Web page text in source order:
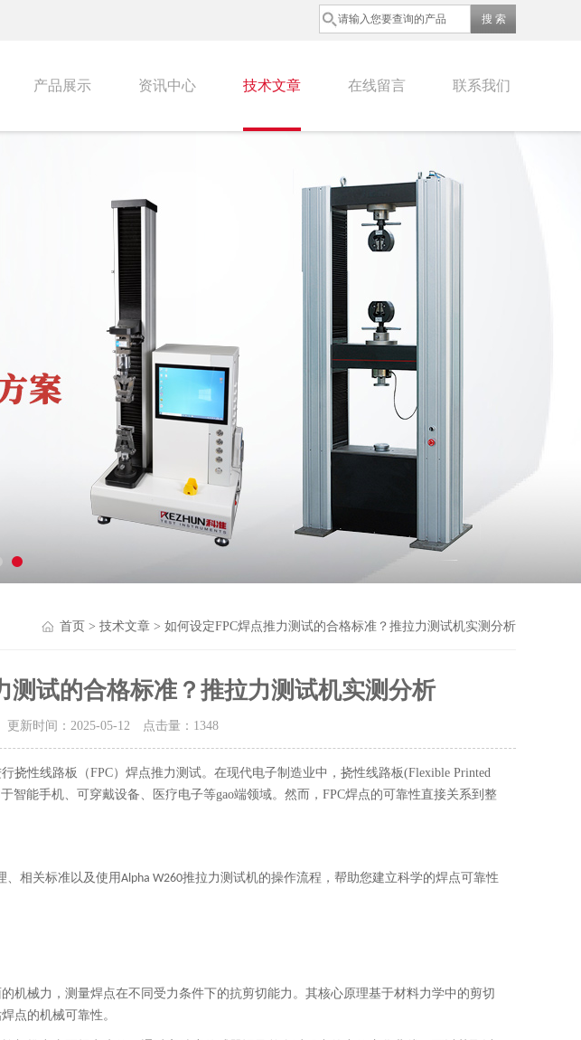
产品展示 资讯中心 技术文章 在线留言 联系我们
首页 > 技术文章 > 如何设定FPC焊点推力测试的合格标准？推拉力测试机实测分析
测试的合格标准？推拉力测试机实测分析
更新时间：2025-05-12 点击量： 1348
挠性线路板（FPC）焊点推力测试。在现代电子制造业中，挠性线路板(Flexible Printed
智能手机、可穿戴设备、医疗电子等gao端领域。然而，FPC焊点的可靠性直接关系到整
、相关标准以及使用Alpha W260推拉力测试机的操作流程，帮助您建立科学的焊点可靠性
机械力，测量焊点在不同受力条件下的抗剪切能力。其核心原理基于材料力学中的剪切
点的机械可靠性。